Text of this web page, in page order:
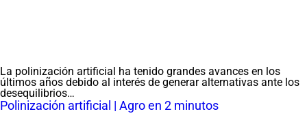
La polinización artificial ha tenido grandes avances en los
últimos años debido al interés de generar alternativas ante los
desequilibrios…
Polinización artificial | Agro en 2 minutos